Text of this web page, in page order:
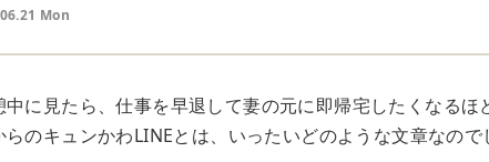
Mon
中に見たら、仕事を早退して妻の元に即帰宅したくなるほ
のキュンかわLINEとは、いったいどのような文章なので